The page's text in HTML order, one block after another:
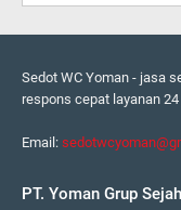
Sedot WC Yoman - jasa
respons cepat layanan
Email:
PT. Yoman Grup